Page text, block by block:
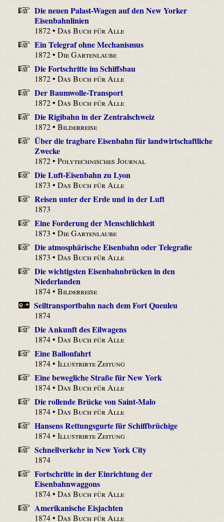
Die neuen Palast-Wagen auf den New Yorker
Eisenbahnlinien
1872 •Das Buch für Alle
Ein Telegraf ohne Mechanismus
1872 •Die Gartenlaube
Die Fortschritte im Schiffsbau
1872 •Das Buch für Alle
Der Baumwolle-Transport
1872 •Das Buch für Alle
Die Rigibahn in der Zentralschweiz
1872 •Bilderreise
Über die tragbare Eisenbahn für landwirtschaftliche
Zwecke
1872 •Polytechnisches Journal
Die Luft-Eisenbahn zu Lyon
1873 •Das Buch für Alle
Reisen unter der Erde und in der Luft
1873
Eine Forderung der Menschlichkeit
1873 •Die Gartenlaube
Die atmosphärische Eisenbahn oder Telegrafie
1873 •Das Buch für Alle
Die wichtigsten Eisenbahnbrücken in den
Niederlanden
1874 •Bilderreise
Seiltransportbahn nach dem Fort Queuleu
1874
Die Ankunft des Eilwagens
1874 •Das Buch für Alle
Eine Ballonfahrt
1874 •Illustrirte Zeitung
Eine bewegliche Straße für New York
1874 •Das Buch für Alle
Die rollende Brücke von Saint-Malo
1874 •Das Buch für Alle
Hansens Rettungsgurte für Schiffbrüchige
1874 •Illustrirte Zeitung
Schnellverkehr in New York City
1874
Fortschritte in der Einrichtung der
Eisenbahnwaggons
1874 •Das Buch für Alle
Amerikanische Eisjachten
1874 •Das Buch für Alle